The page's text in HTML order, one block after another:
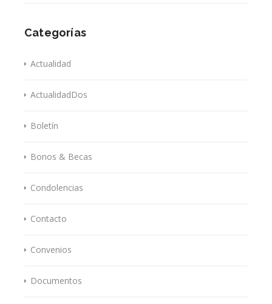
Categorías
Actualidad
ActualidadDos
Boletín
Bonos & Becas
Condolencias
Contacto
Convenios
Documentos